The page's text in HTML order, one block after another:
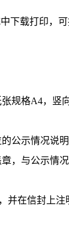
下载打印，
规格A4，竖
公示情况说明
，与公示情
并在信封上注